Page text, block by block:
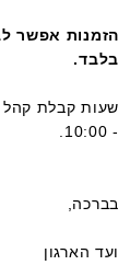
בלבד.
- 10:00
בברכה,
ועד הארגון